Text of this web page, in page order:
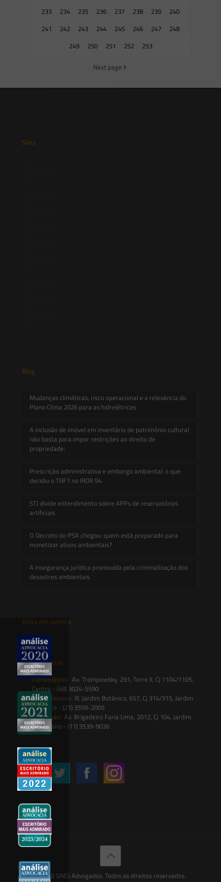
233
234 235 236 237 238 239
240
241
242 243 244 245 246 247
248
249
250 251 252 253
Next page
Saes
Blog
Mudanças climáticas, risco operacional e a relevância do
Plano Clima 2026 para as hidrelétricas
A inclusão de imóvel em inventário de patrimônio cultural
não basta para impor restrições ao direito de
propriedade:
Prescrição administrativa e embargo ambiental: o que
decidiu o TRF1 no IRDR 94
STJ divide entendimento sobre APPs de reservatórios
artificiais
O Decreto do PSA chegou: quem está preparado para
monetizar ativos ambientais?
A insegurança jurídica promovida pela criminalização dos
desastres ambientais
Entre em contato
contato@saesadvogados.com.br
Onde estamos
Florianópolis: Av. Trompowsky, 291, Torre II, Cj 1104/1105,
Centro - (48) 3024-5590
Rio de Janeiro: R. Jardim Botânico, 657, Cj 314/315, Jardim
Botânico - (21) 3559-2005
São Paulo: Av. Brigadeiro Faria Lima, 2012, Cj 104, Jardim
Paulistano - (11) 3539-9036
Siga-nos
© 2026 SAES Advogados. Todos os direitos reservados.